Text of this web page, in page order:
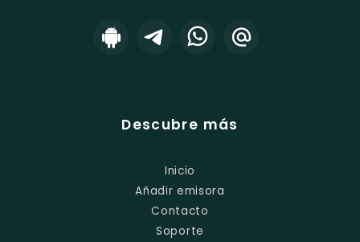
Descubre más
Inicio
Añadir emisora
Contacto
Soporte